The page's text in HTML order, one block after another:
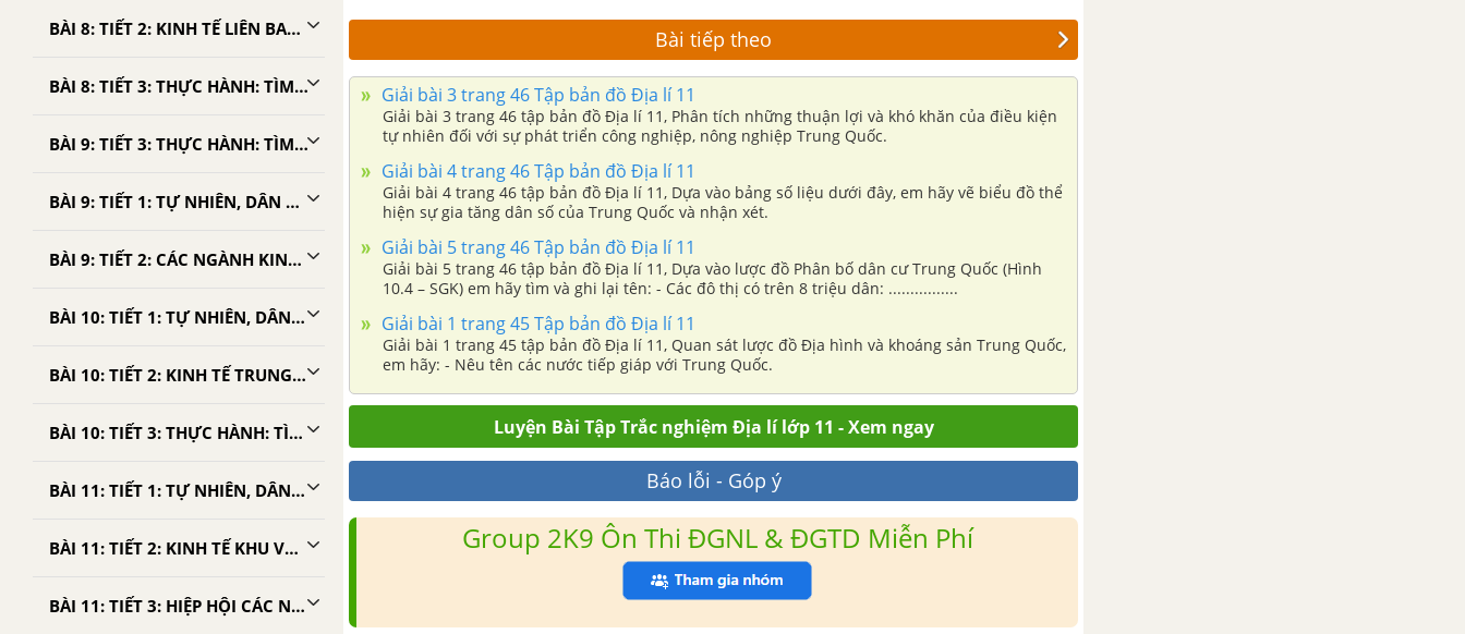
BÀI 8: TIẾT 2: KINH TẾ LIÊN BANG NGA - TẬP BẢN ĐỒ ĐỊA LÍ 11
BÀI 8: TIẾT 3: THỰC HÀNH: TÌM HIỂU SỰ THAY ĐỔI GDP VÀ PHÂN BỐ NÔNG NGHIỆP CỦA LIÊN BANG NGA - TẬP BẢN ĐỒ ĐỊA LÍ 11
BÀI 9: TIẾT 3: THỰC HÀNH: TÌM HIỂU VỀ HOẠT ĐỘNG KINH TẾ ĐỐI NGOẠI CỦA NHẬT BẢN - TẬP BẢN ĐỒ ĐỊA LÍ 11
BÀI 9: TIẾT 1: TỰ NHIÊN, DÂN CƯ VÀ TÌNH HÌNH PHÁT TRIỂN KINH TẾ NHẬT BẢN - TẬP BẢN ĐỒ ĐỊA LÍ 11
BÀI 9: TIẾT 2: CÁC NGÀNH KINH TẾ VÀ CÁC VÙNG KINH TẾ NHẬT BẢN - TẬP BẢN ĐỒ ĐỊA LÍ 11
BÀI 10: TIẾT 1: TỰ NHIÊN, DÂN CƯ VÀ TÌNH HÌNH PHÁT TRIỂN KINH TẾ TRUNG QUỐC - TẬP BẢN ĐỒ ĐỊA LÍ 11
BÀI 10: TIẾT 2: KINH TẾ TRUNG QUỐC - TẬP BẢN ĐỒ ĐỊA LÍ 11
BÀI 10: TIẾT 3: THỰC HÀNH: TÌM HIỂU SỰ THAY ĐỔI CỦA NỀN KINH TẾ TRUNG QUỐC - TẬP BẢN ĐỒ ĐỊA LÍ 11
BÀI 11: TIẾT 1: TỰ NHIÊN, DÂN CƯ VÀ XÃ HỘI KHU VỰC ĐÔNG NAM Á - TẬP BẢN ĐỒ ĐỊA LÍ 11
BÀI 11: TIẾT 2: KINH TẾ KHU VỰC ĐÔNG NAM Á - TẬP BẢN ĐỒ ĐỊA LÍ 11
BÀI 11: TIẾT 3: HIỆP HỘI CÁC NƯỚC ĐÔNG NAM Á (ASEAN) - TẬP BẢN ĐỒ ĐỊA LÍ 11
Bài tiếp theo
Giải bài 3 trang 46 Tập bản đồ Địa lí 11
Giải bài 3 trang 46 tập bản đồ Địa lí 11, Phân tích những thuận lợi và khó khăn của điều kiện
tự nhiên đối với sự phát triển công nghiệp, nông nghiệp Trung Quốc.
Giải bài 4 trang 46 Tập bản đồ Địa lí 11
Giải bài 4 trang 46 tập bản đồ Địa lí 11, Dựa vào bảng số liệu dưới đây, em hãy vẽ biểu đồ thể
hiện sự gia tăng dân số của Trung Quốc và nhận xét.
Giải bài 5 trang 46 Tập bản đồ Địa lí 11
Giải bài 5 trang 46 tập bản đồ Địa lí 11, Dựa vào lược đồ Phân bố dân cư Trung Quốc (Hình
10.4 – SGK) em hãy tìm và ghi lại tên: - Các đô thị có trên 8 triệu dân: ................
Giải bài 1 trang 45 Tập bản đồ Địa lí 11
Giải bài 1 trang 45 tập bản đồ Địa lí 11, Quan sát lược đồ Địa hình và khoáng sản Trung Quốc,
em hãy: - Nêu tên các nước tiếp giáp với Trung Quốc.
Luyện Bài Tập Trắc nghiệm Địa lí lớp 11 - Xem ngay
Báo lỗi - Góp ý
Group 2K9 Ôn Thi ĐGNL & ĐGTD Miễn Phí